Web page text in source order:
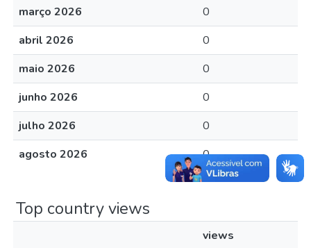
março 2026
0
abril 2026
0
maio 2026
0
junho 2026
0
julho 2026
0
agosto 2026
0
Top country views
views